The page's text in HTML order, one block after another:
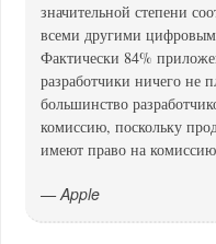
значительной степени
всеми другими
Фактически 84%
разработчики ничего не
большинство
комиссию, поскольку
имеют право на
— Apple